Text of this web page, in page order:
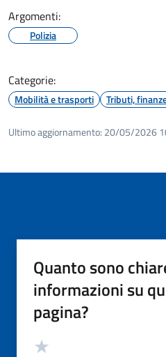
Argomenti:
Polizia
Categorie:
Mobilità e trasporti Tributi,
Ultimo aggiornamento: 20/05/2026
Quanto sono
informazioni su
pagina?
Valutazione